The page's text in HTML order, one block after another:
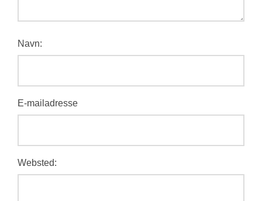
Navn:
E-mailadresse
Websted: